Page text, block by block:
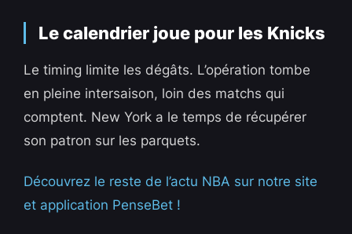
Le calendrier joue pour les Knicks
Le timing limite les dégâts. L’opération tombe
en pleine intersaison, loin des matchs qui
comptent. New York a le temps de récupérer
son patron sur les parquets.
Découvrez le reste de l’actu NBA sur notre site
et application PenseBet !